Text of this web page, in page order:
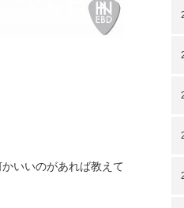
いいのがあれば教えて